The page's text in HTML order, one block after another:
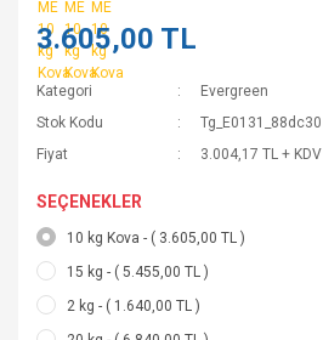
3.605,00 TL
Kategori
Evergreen
Stok Kodu
Tg_E0131_88dc30
Fiyat
3.004,17 TL + KDV
SEÇENEKLER
10 kg Kova - ( 3.605,00 TL )
15 kg - ( 5.455,00 TL )
2 kg - ( 1.640,00 TL )